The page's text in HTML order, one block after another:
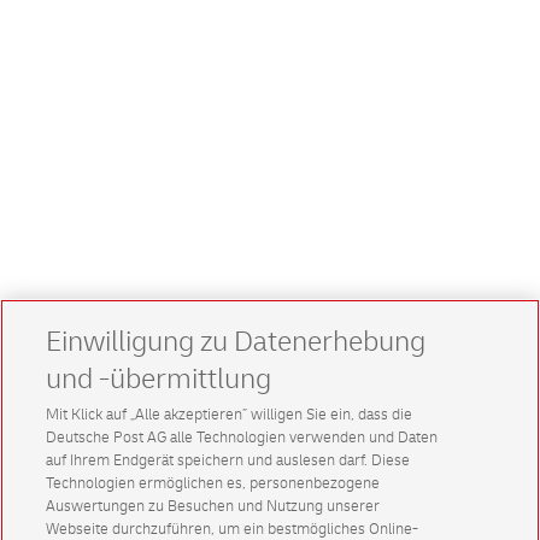
Einwilligung zu Datenerhebung
und -übermittlung
Mit Klick auf „Alle akzeptieren” willigen Sie ein, dass die
Deutsche Post AG alle Technologien verwenden und Daten
auf Ihrem Endgerät speichern und auslesen darf. Diese
Technologien ermöglichen es, personenbezogene
Auswertungen zu Besuchen und Nutzung unserer
Webseite durchzuführen, um ein bestmögliches Online-